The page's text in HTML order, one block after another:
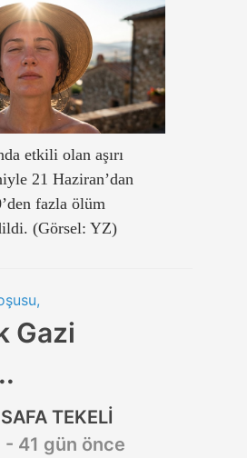
etkili olan aşırı
21 Haziran’dan
fazla ölüm
(Görsel: YZ)
Gazi
TEKELİ
41 gün önce